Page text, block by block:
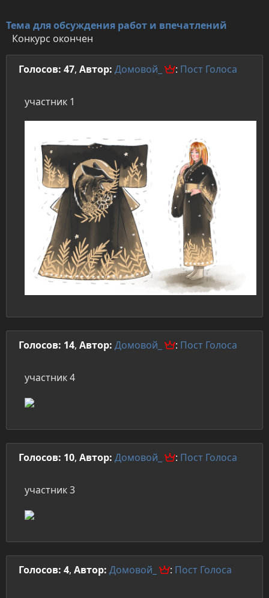
Тема для обсуждения работ и впечатлений
Конкурс окончен
Голосов: 47, Автор: Домовой_ : Пост Голоса
участник 1
Голосов: 14, Автор: Домовой_ : Пост Голоса
участник 4
Голосов: 10, Автор: Домовой_ : Пост Голоса
участник 3
Голосов: 4, Автор: Домовой_ : Пост Голоса